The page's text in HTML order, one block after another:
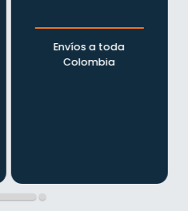
Envíos a toda
Colombia